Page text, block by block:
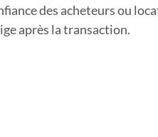
des acheteurs ou
après la transaction.